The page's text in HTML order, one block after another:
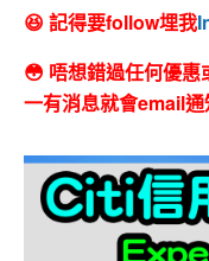
😆 記得要follow埋我
😳 唔想錯過任何優惠
一有消息就會email通